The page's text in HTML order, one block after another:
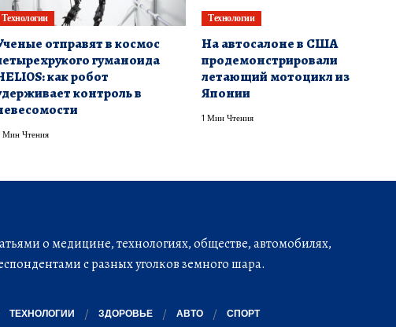
Технологии
отправят в космос
гуманоида
как робот
контроль в
Мин Чтения
Технологии
На автосалоне в США
продемонстрировали
летающий мотоцикл из
Японии
1 Мин Чтения
о медицине, технологиях, обществе, автомобилях,
с разных уголков земного шара.
ТЕХНОЛОГИИ ЗДОРОВЬЕ АВТО СПОРТ